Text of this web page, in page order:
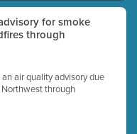
for smoke
through
air quality advisory due
through